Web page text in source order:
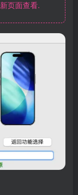
页面查看.